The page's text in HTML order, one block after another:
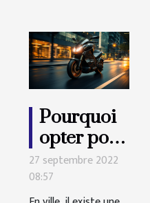
Pourquoi
opter pour
une
trottinette
27 septembre 2022
08:57